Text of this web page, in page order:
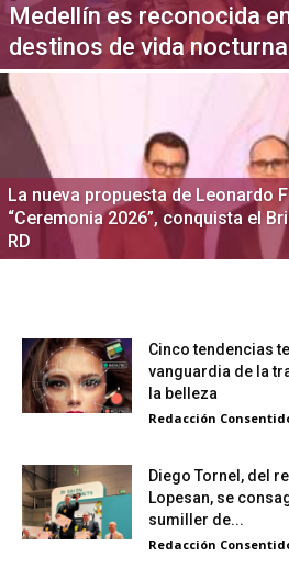
Medellín es reconocida
destinos de vida nocturna
La nueva propuesta de Leonardo
“Ceremonia 2026”, conquista el
RD
Cinco tendencias
vanguardia de la
la belleza
Redacción
Diego Tornel, del
Lopesan, se
sumiller de...
Redacción